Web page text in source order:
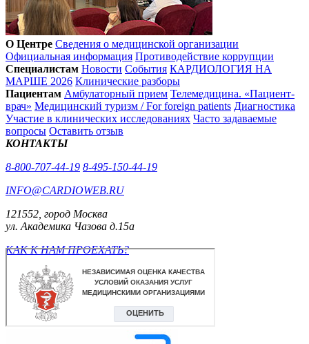
О Центре Сведения о медицинской организации
Официальная информация Противодействие коррупции
Специалистам Новости События КАРДИОЛОГИЯ НА
МАРШЕ 2026 Клинические разборы
Пациентам Амбулаторный прием Телемедицина. «Пациент-
врач» Медицинский туризм / For foreign patients Диагностика
Участие в клинических исследованиях Часто задаваемые
вопросы Оставить отзыв
КОНТАКТЫ
8-800-707-44-19 8-495-150-44-19
INFO@CARDIOWEB.RU
121552, город Москва
ул. Академика Чазова д.15а
КАК К НАМ ПРОЕХАТЬ?